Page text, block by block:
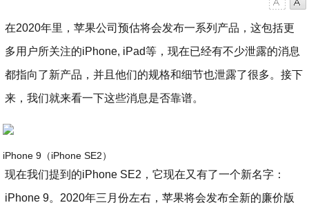
在2020年里，苹果公司预估将会发布一系列产品，这包括更
多用户所关注的iPhone, iPad等，现在已经有不少泄露的消息
都指向了新产品，并且他们的规格和细节也泄露了很多。接下
来，我们就来看一下这些消息是否靠谱。
iPhone 9（iPhone SE2）
现在我们提到的iPhone SE2，它现在又有了一个新名字：
iPhone 9。2020年三月份左右，苹果将会发布全新的廉价版